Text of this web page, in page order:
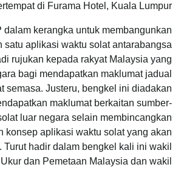
di Furama Hotel, Kuala Lumpur.
dalam kerangka untuk membangunkan
satu aplikasi waktu solat antarabangsa
rujukan kepada rakyat Malaysia yang
bagi mendapatkan maklumat jadual
semasa. Justeru, bengkel ini diadakan
maklumat berkaitan sumber-
luar negara selain membincangkan
konsep aplikasi waktu solat yang akan
Turut hadir dalam bengkel kali ini wakil
dan Pemetaan Malaysia dan wakil